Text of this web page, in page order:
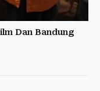
Dan Bandung